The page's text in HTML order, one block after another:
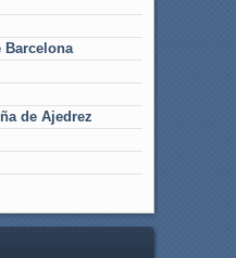
Barcelona
de Ajedrez